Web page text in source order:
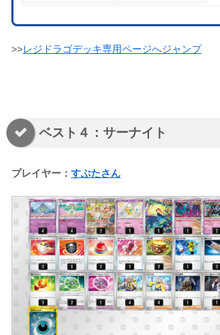
>>レジドラゴデッキ専用ページへジャンプ
ベスト４：サーナイト
プレイヤー： すぶたさん